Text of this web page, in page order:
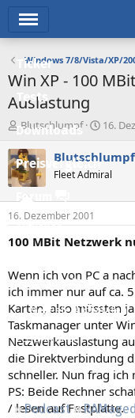
Ticker
Tests
Downloads
Preisvergleich
Forum
Aktuelles
Neue Beiträge
Neueste Aktivitäten
Leserartikel
Regeln
Podcast
Windows 7/8/Vista/XP/
Win XP - 100
Auslastung
E
r
s
t
e
e
r
Blutschlumpf
E
s
e
t
a
16.
Blutschlumpf
Fleet Admiral
16. Dezember 2001
100 MBit Netzwerk
Wenn ich von PC a
ich immer nur auf ca.
Karten, also müssten
Taskmanager unter
Netzwerkauslastung
die Direktverbindung
schneller. Nun frag
PS: Beide Rechner
/ lesen auf Festplatte.